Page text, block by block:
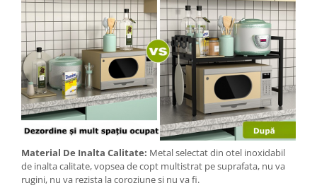
Material De Inalta Calitate: Metal selectat din otel inoxidabil
de inalta calitate, vopsea de copt multistrat pe suprafata, nu va
rugini, nu va rezista la coroziune si nu va fi.